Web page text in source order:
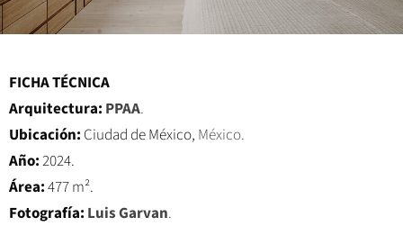
FICHA TÉCNICA
Arquitectura: PPAA.
Ubicación: Ciudad de México, México.
Año:2024.
Área:477 m².
Fotografía: Luis Garvan.